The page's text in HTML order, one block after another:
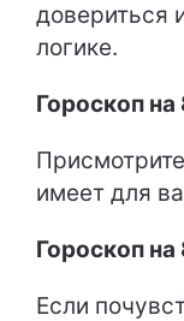
довериться
логике.
Гороскоп
имеет для
Гороскоп
Если